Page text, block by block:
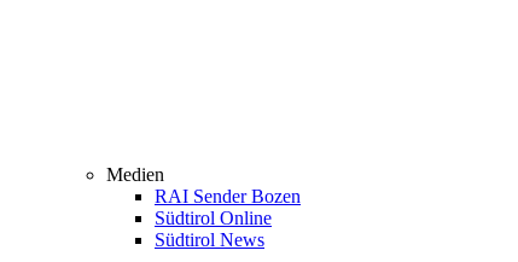
Medien
RAI Sender Bozen
Südtirol Online
Südtirol News